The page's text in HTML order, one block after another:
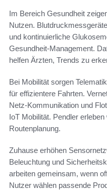
Im Bereich Gesundheit
Nutzen.
und kontinuierliche
Gesundheit-Management.
helfen Ärzten, Trends zu
Bei Mobilität sorgen
für effizientere Fahrten.
Netz-Kommunikation und
IoT Mobilität. Pendler
Routenplanung.
Zuhause erhöhen
Beleuchtung und
arbeiten gemeinsam, wenn
Nutzer wählen passende